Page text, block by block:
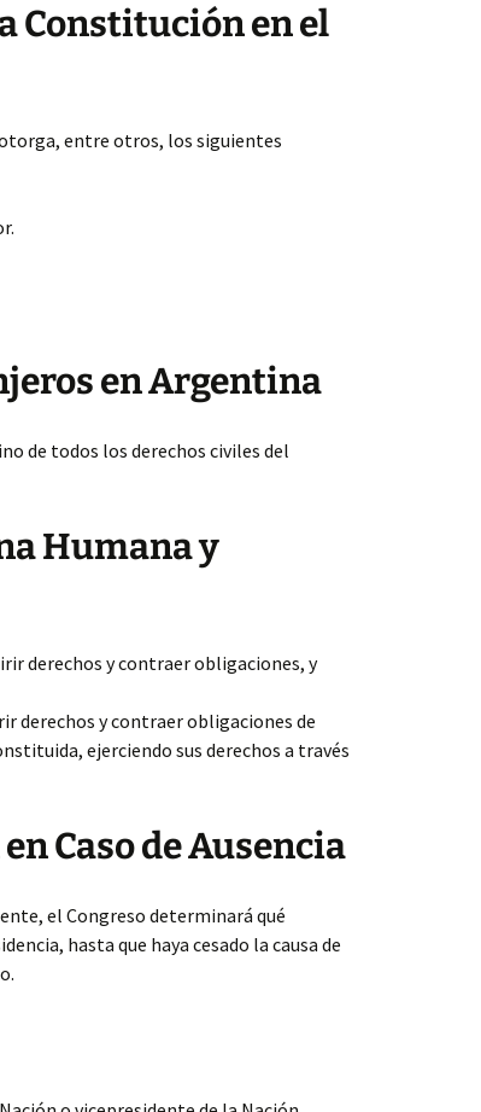
Constitución en el
entre otros, los siguientes
en Argentina
de todos los derechos civiles del
Humana y
derechos y contraer obligaciones, y
derechos y contraer obligaciones de
ejerciendo sus derechos a través
Caso de Ausencia
el Congreso determinará qué
hasta que haya cesado la causa de